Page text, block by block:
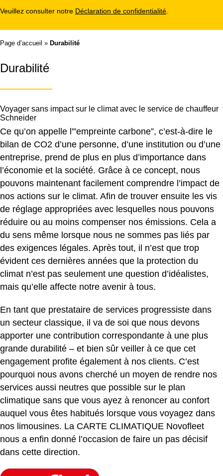
Veuillez consulter notre Déclaration de confidentialité
Page d’accueil » Durabilité
Durabilité
Voyager sans impact sur le climat avec le service de chauffeur
Schneider
Ce qu’on appelle l'”empreinte carbone”, c’est-à-dire le
bilan de CO2 d’une personne, d’une institution ou d’une
entreprise, prend de plus en plus d’importance dans
l’économie et la société. Grâce à ce concept, nous
pouvons maintenant facilement comprendre l’impact de
nos actions sur le climat. Afin de trouver ensuite les vis
de réglage appropriées avec lesquelles nous pouvons
réduire ou au moins compenser nos émissions. Cela a
du sens même lorsque nous ne sommes pas liés par
des exigences légales. Après tout, il n’est que trop
évident ces dernières années que la protection du
climat n’est pas seulement une question d’idéalistes,
mais qu’elle affecte notre avenir à tous.
En tant que prestataire de services progressiste dans
un secteur classique, il va de soi que nous devons
apporter une contribution correspondante à une plus
grande durabilité – et bien sûr veiller à ce que cet
engagement profite également à nos clients. C’est
pourquoi nous avons cherché un moyen de rendre nos
services aussi neutres que possible sur le plan
climatique sans que vous ayez à renoncer au confort
auquel vous êtes habitués lorsque vous voyagez dans
nos limousines. La CARTE CLIMATIQUE Novofleet
nous a enfin donné l’occasion de faire un pas décisif
dans cette direction.